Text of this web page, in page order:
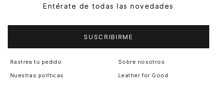
Entérate de todas las novedades
SUSCRIBIRME
Rastrea tu pedido
Nuestras políticas
Sobre nosotros
Leather for Good